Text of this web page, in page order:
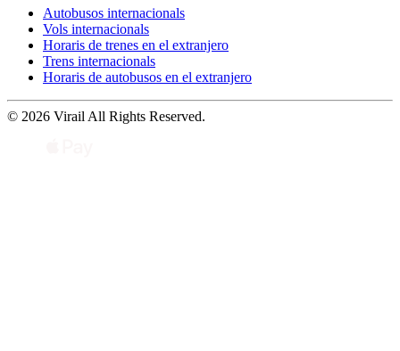
Autobusos internacionals
Vols internacionals
Horaris de trenes en el extranjero
Trens internacionals
Horaris de autobusos en el extranjero
© 2026 Virail All Rights Reserved.